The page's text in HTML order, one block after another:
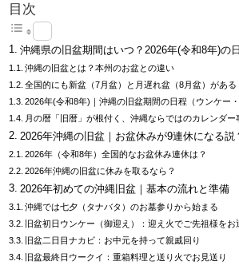
目次
沖縄県の旧盆期間はいつ？2026年(令和8年)の
沖縄の旧盆とは？本州のお盆との違い
全国的にも新盆（7月盆）と月遅れ盆（8月盆）がある
2026年(令和8年)｜沖縄の旧盆期間の日程（ウンケー
月の暦「旧暦」が根付く、沖縄ならではのカレンダー
2026年沖縄の旧盆｜お盆休みが9連休になる説
2026年（令和8年）全国的なお盆休み連休は？
2026年沖縄の旧盆に休みを取るなら？
2026年初めての沖縄旧盆｜基本の流れと準備
沖縄では七夕（タナバタ）のお墓参りから始まる
旧盆初日ウンケー（御迎え）：迎え火でご先祖様をお
旧盆二日目ナカビ：お中元を持って親戚回り
旧盆最終日ウークイ：重箱料理と送り火でお見送り